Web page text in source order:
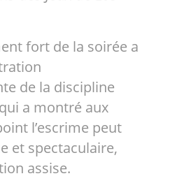
fort de la soirée a
de la discipline
a montré aux
l’escrime peut
et spectaculaire,
assise.